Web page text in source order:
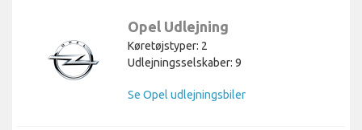
Opel Udlejning
Køretøjstyper: 2
Udlejningsselskaber: 9
Se Opel udlejningsbiler